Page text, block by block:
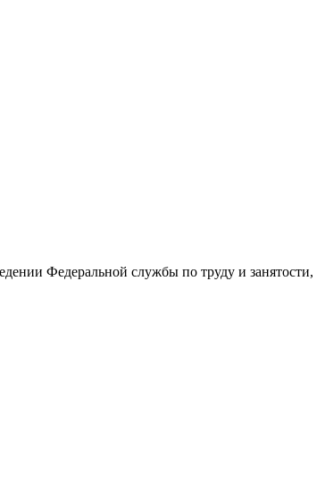
Федеральной службы по труду и занятости,